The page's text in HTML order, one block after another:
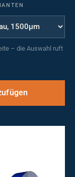
– die Auswahl ruft